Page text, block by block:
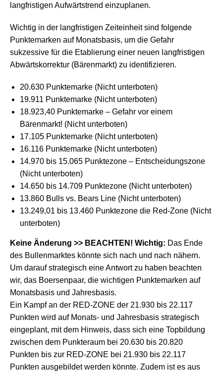
langfristigen Aufwärtstrend einzuplanen.
Wichtig in der langfristigen Zeiteinheit sind folgende
Punktemarken auf Monatsbasis, um die Gefahr
sukzessive für die Etablierung einer neuen langfristigen
Abwärtskorrektur (Bärenmarkt) zu identifizieren.
20.630 Punktemarke (Nicht unterboten)
19.911 Punktemarke (Nicht unterboten)
18.923,40 Punktemarke – Gefahr vor einem
Bärenmarkt! (Nicht unterboten)
17.105 Punktemarke (Nicht unterboten)
16.116 Punktemarke (Nicht unterboten)
14.970 bis 15.065 Punktezone – Entscheidungszone
(Nicht unterboten)
14.650 bis 14.709 Punktezone (Nicht unterboten)
13.860 Bulls vs. Bears Line (Nicht unterboten)
13.249,01 bis 13.460 Punktezone die Red-Zone (Nicht
unterboten)
Keine Änderung >> BEACHTEN! Wichtig: Das Ende
des Bullenmarktes könnte sich nach und nach nähern.
Um darauf strategisch eine Antwort zu haben beachten
wir, das Boersenpaar, die wichtigen Punktemarken auf
Monatsbasis und Jahresbasis.
Ein Kampf an der RED-ZONE der 21.930 bis 22.117
Punkten wird auf Monats- und Jahresbasis strategisch
eingeplant, mit dem Hinweis, dass sich eine Topbildung
zwischen dem Punkteraum bei 20.630 bis 20.820
Punkten bis zur RED-ZONE bei 21.930 bis 22.117
Punkten ausgebildet werden könnte. Zudem ist es aus